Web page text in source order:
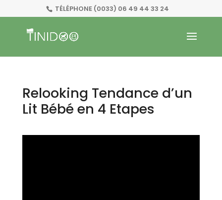
TÉLÉPHONE (0033) 06 49 44 33 24
Relooking Tendance d’un
Lit Bébé en 4 Etapes